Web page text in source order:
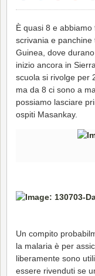
È quasi 8 e
scrivania e panchine
Guinea, dove
inizio ancora in
scuola si rivolge per
ma da 8 ci sono a
possiamo lasciare
ospiti Masankay.
Un compito
la malaria è per
liberamente sono
essere rivenduti se